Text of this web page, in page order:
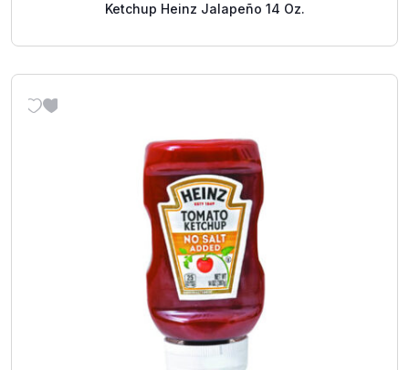
Ketchup Heinz Jalapeño 14 Oz.